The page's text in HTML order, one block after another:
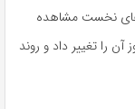
نخست مشاهده
را تغییر داد و روند